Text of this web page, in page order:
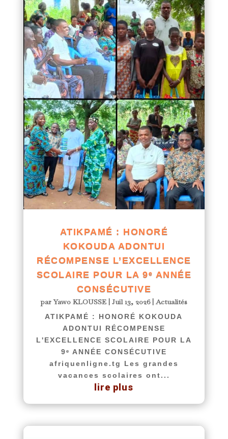
ATIKPAMÉ : HONORÉ
KOKOUDA ADONTUI
RÉCOMPENSE L’EXCELLENCE
SCOLAIRE POUR LA 9ᵉ ANNÉE
CONSÉCUTIVE
parYawo KLOUSSE |Juil 13, 2026|Actualités
ATIKPAMÉ : HONORÉ KOKOUDA
ADONTUI RÉCOMPENSE
L'EXCELLENCE SCOLAIRE POUR LA
9ᵉ ANNÉE CONSÉCUTIVE
afriquenligne.tg Les grandes
vacances scolaires ont...
lire plus